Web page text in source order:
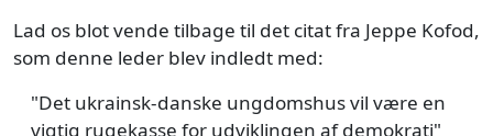
Lad os blot vende tilbage til det citat fra Jeppe Kofod,
som denne leder blev indledt med:
"Det ukrainsk-danske ungdomshus vil være en
vigtig rugekasse for udviklingen af demokrati"